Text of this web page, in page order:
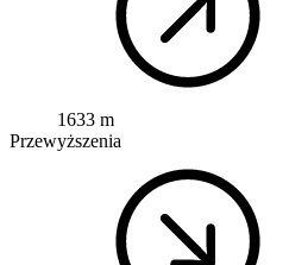
1633 m
Przewyższenia